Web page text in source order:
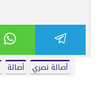
أصالة نصري أصالة